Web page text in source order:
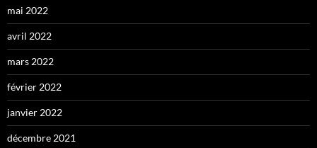
mai 2022
avril 2022
mars 2022
février 2022
janvier 2022
décembre 2021